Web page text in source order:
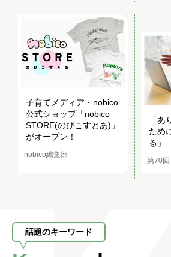
子育てメディア・nobico
公式ショップ「nobico
STORE(のびこすとあ)」
がオープン！
nobico編集部
「
ため
る」
第70
話題のキーワード